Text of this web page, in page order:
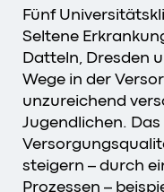
Fünf
Seltene
Datteln, Dresden
Wege in der
unzureichend
Jugendlichen.
steigern – durch
Prozessen –